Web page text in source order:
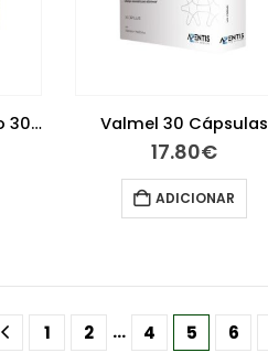
Valdispro Sono Longo 30 Comprimidos Valmel 30 Cápsulas
17.80€
ADICIONAR
1 2 … 4 5 6